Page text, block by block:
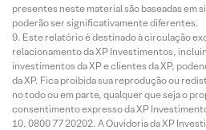
presentes neste material são baseadas em
poderão ser significativamente diferentes.
Este relatório é destinado à circulação
relacionamento da XP Investimentos,
investimentos da XP e clientes da XP,
da XP. Fica proibida sua reprodução ou
no todo ou em parte, qualquer que seja o
consentimento expresso da XP
0800 77 20202. A Ouvidoria da XP